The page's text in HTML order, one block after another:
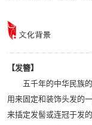
【发簪】
五千年的中华民族的
用来固定和装饰头发的
来插定发髻或连冠于发